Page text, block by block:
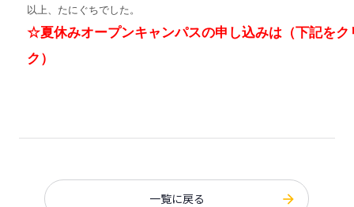
以上、たにぐちでした。
☆夏休みオープンキャンパスの申し込みは（下記をク
ク）
一覧に戻る